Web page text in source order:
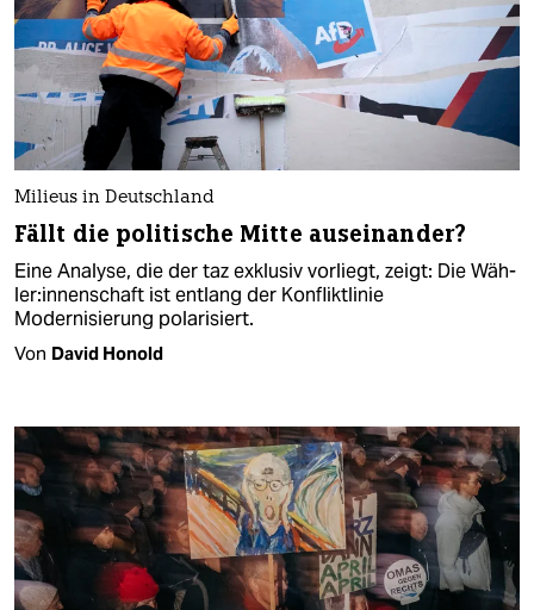
Milieus in Deutschland
Fällt die politische Mitte auseinander?
Eine Analyse, die der taz exklusiv vorliegt, zeigt: Die Wäh­
le­r­:innenschaft ist entlang der Konfliktlinie
Modernisierung polarisiert.
Von David Honold